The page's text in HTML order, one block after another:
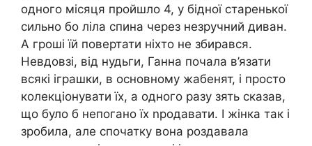
одного місяця пройшло 4, у бідної старенької
сильно бо ліла спина через незручний диван.
А гроші їй повертати ніхто не збирався.
Невдовзі, від нудьги, Ганна почала в’язати
всякі іграшки, в основному жабенят, і просто
колекціонувати їх, а одного разу зять сказав,
що було б непогано їх nродавати. І жінка так і
зробила, але спочатку вона роздавала